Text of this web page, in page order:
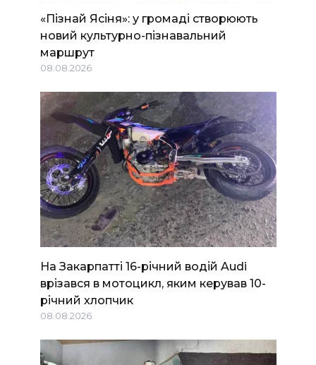
«Пізнай Ясіня»: у громаді створюють
новий культурно-пізнавальний
маршрут
08.08.2026
На Закарпатті 16-річний водій Audi
врізався в мотоцикл, яким керував 10-
річний хлопчик
08.08.2026